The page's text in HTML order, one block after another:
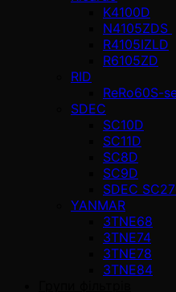
K4100D
N4105ZDS
R4105IZLD
R6105ZD
RID
ReRo60S-
SDEC
SC10D
SC11D
SC8D
SC9D
SDEC
YANMAR
3TNE68
3TNE74
3TNE78
3TNE84